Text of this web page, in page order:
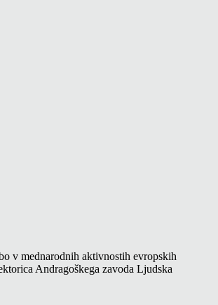
v mednarodnih aktivnostih evropskih
Andragoškega zavoda Ljudska